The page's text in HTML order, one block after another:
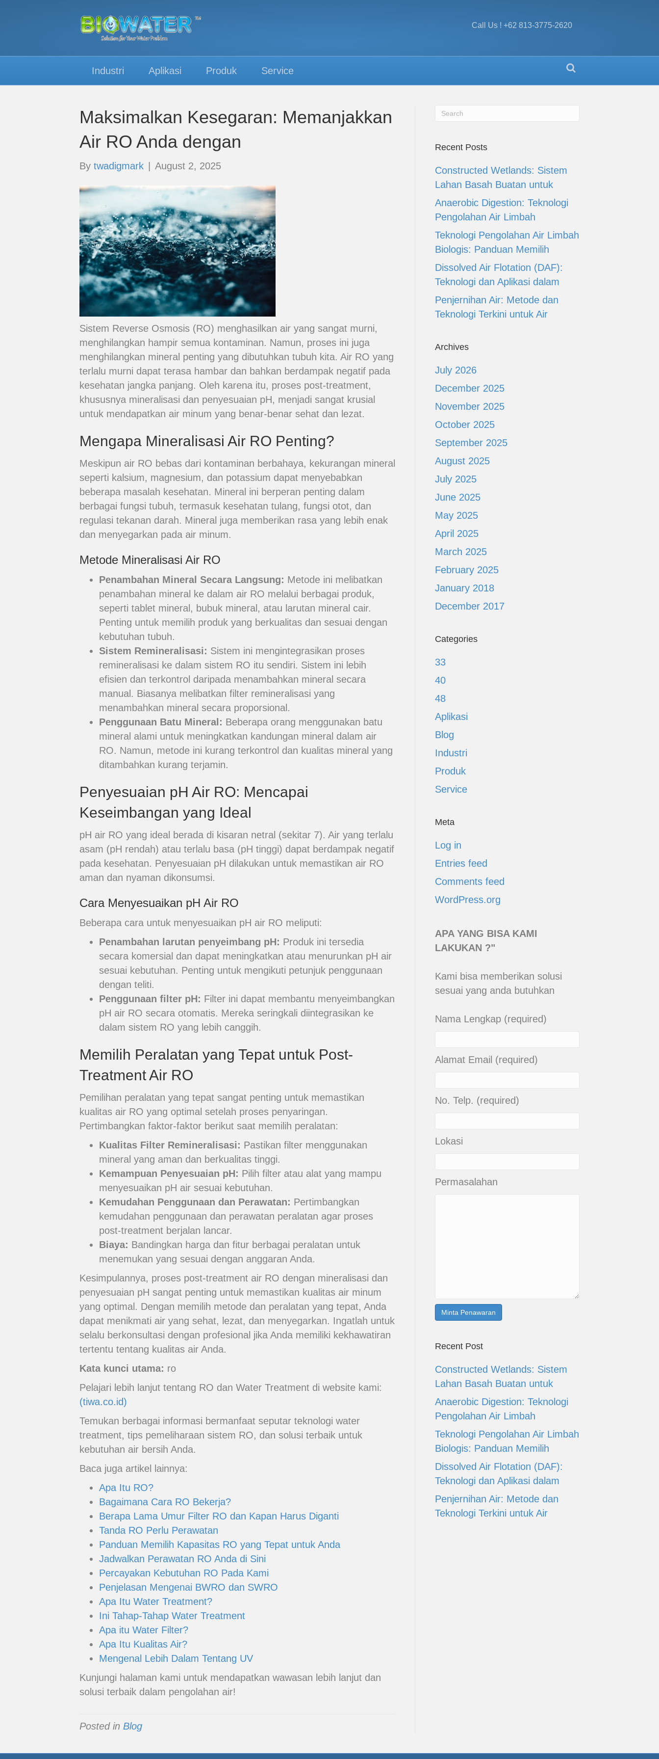
Call Us ! +62 813-3775-2620
Industri Aplikasi Produk Service
Maksimalkan Kesegaran: Memanjakkan
Air RO Anda dengan
By twadigmark August 2, 2025
Sistem Reverse Osmosis (RO) menghasilkan air yang sangat murni,
menghilangkan hampir semua kontaminan. Namun, proses ini juga
menghilangkan mineral penting yang dibutuhkan tubuh kita. Air RO yang
terlalu murni dapat terasa hambar dan bahkan berdampak negatif pada
kesehatan jangka panjang. Oleh karena itu, proses post-treatment,
khususnya mineralisasi dan penyesuaian pH, menjadi sangat krusial
untuk mendapatkan air minum yang benar-benar sehat dan lezat.
Mengapa Mineralisasi Air RO Penting?
Meskipun air RO bebas dari kontaminan berbahaya, kekurangan mineral
seperti kalsium, magnesium, dan potassium dapat menyebabkan
beberapa masalah kesehatan. Mineral ini berperan penting dalam
berbagai fungsi tubuh, termasuk kesehatan tulang, fungsi otot, dan
regulasi tekanan darah. Mineral juga memberikan rasa yang lebih enak
dan menyegarkan pada air minum.
Metode Mineralisasi Air RO
Penambahan Mineral Secara Langsung: Metode ini melibatkan
penambahan mineral ke dalam air RO melalui berbagai produk,
seperti tablet mineral, bubuk mineral, atau larutan mineral cair.
Penting untuk memilih produk yang berkualitas dan sesuai dengan
kebutuhan tubuh.
Sistem Remineralisasi: Sistem ini mengintegrasikan proses
remineralisasi ke dalam sistem RO itu sendiri. Sistem ini lebih
efisien dan terkontrol daripada menambahkan mineral secara
manual. Biasanya melibatkan filter remineralisasi yang
menambahkan mineral secara proporsional.
Penggunaan Batu Mineral: Beberapa orang menggunakan batu
mineral alami untuk meningkatkan kandungan mineral dalam air
RO. Namun, metode ini kurang terkontrol dan kualitas mineral yang
ditambahkan kurang terjamin.
Penyesuaian pH Air RO: Mencapai
Keseimbangan yang Ideal
pH air RO yang ideal berada di kisaran netral (sekitar 7). Air yang terlalu
asam (pH rendah) atau terlalu basa (pH tinggi) dapat berdampak negatif
pada kesehatan. Penyesuaian pH dilakukan untuk memastikan air RO
aman dan nyaman dikonsumsi.
Cara Menyesuaikan pH Air RO
Beberapa cara untuk menyesuaikan pH air RO meliputi:
Penambahan larutan penyeimbang pH: Produk ini tersedia
secara komersial dan dapat meningkatkan atau menurunkan pH air
sesuai kebutuhan. Penting untuk mengikuti petunjuk penggunaan
dengan teliti.
Penggunaan filter pH: Filter ini dapat membantu menyeimbangkan
pH air RO secara otomatis. Mereka seringkali diintegrasikan ke
dalam sistem RO yang lebih canggih.
Memilih Peralatan yang Tepat untuk Post-
Treatment Air RO
Pemilihan peralatan yang tepat sangat penting untuk memastikan
kualitas air RO yang optimal setelah proses penyaringan.
Pertimbangkan faktor-faktor berikut saat memilih peralatan:
Kualitas Filter Remineralisasi: Pastikan filter menggunakan
mineral yang aman dan berkualitas tinggi.
Kemampuan Penyesuaian pH: Pilih filter atau alat yang mampu
menyesuaikan pH air sesuai kebutuhan.
Kemudahan Penggunaan dan Perawatan: Pertimbangkan
kemudahan penggunaan dan perawatan peralatan agar proses
post-treatment berjalan lancar.
Biaya: Bandingkan harga dan fitur berbagai peralatan untuk
menemukan yang sesuai dengan anggaran Anda.
Kesimpulannya, proses post-treatment air RO dengan mineralisasi dan
penyesuaian pH sangat penting untuk memastikan kualitas air minum
yang optimal. Dengan memilih metode dan peralatan yang tepat, Anda
dapat menikmati air yang sehat, lezat, dan menyegarkan. Ingatlah untuk
selalu berkonsultasi dengan profesional jika Anda memiliki kekhawatiran
tertentu tentang kualitas air Anda.
Kata kunci utama: ro
Pelajari lebih lanjut tentang RO dan Water Treatment di website kami:
(tiwa.co.id)
Temukan berbagai informasi bermanfaat seputar teknologi water
treatment, tips pemeliharaan sistem RO, dan solusi terbaik untuk
kebutuhan air bersih Anda.
Baca juga artikel lainnya:
Apa Itu RO?
Bagaimana Cara RO Bekerja?
Berapa Lama Umur Filter RO dan Kapan Harus Diganti
Tanda RO Perlu Perawatan
Panduan Memilih Kapasitas RO yang Tepat untuk Anda
Jadwalkan Perawatan RO Anda di Sini
Percayakan Kebutuhan RO Pada Kami
Penjelasan Mengenai BWRO dan SWRO
Apa Itu Water Treatment?
Ini Tahap-Tahap Water Treatment
Apa itu Water Filter?
Apa Itu Kualitas Air?
Mengenal Lebih Dalam Tentang UV
Kunjungi halaman kami untuk mendapatkan wawasan lebih lanjut dan
solusi terbaik dalam pengolahan air!
Posted in Blog
Recent Posts
Constructed Wetlands: Sistem
Lahan Basah Buatan untuk
Anaerobic Digestion: Teknologi
Pengolahan Air Limbah
Teknologi Pengolahan Air Limbah
Biologis: Panduan Memilih
Dissolved Air Flotation (DAF):
Teknologi dan Aplikasi dalam
Penjernihan Air: Metode dan
Teknologi Terkini untuk Air
Archives
July 2026
December 2025
November 2025
October 2025
September 2025
August 2025
July 2025
June 2025
May 2025
April 2025
March 2025
February 2025
January 2018
December 2017
Categories
33
40
48
Aplikasi
Blog
Industri
Produk
Service
Meta
Log in
Entries feed
Comments feed
WordPress.org
APA YANG BISA KAMI
LAKUKAN ?"
Kami bisa memberikan solusi
sesuai yang anda butuhkan
Nama Lengkap (required)
Alamat Email (required)
No. Telp. (required)
Lokasi
Permasalahan
Recent Post
Constructed Wetlands: Sistem
Lahan Basah Buatan untuk
Anaerobic Digestion: Teknologi
Pengolahan Air Limbah
Teknologi Pengolahan Air Limbah
Biologis: Panduan Memilih
Dissolved Air Flotation (DAF):
Teknologi dan Aplikasi dalam
Penjernihan Air: Metode dan
Teknologi Terkini untuk Air